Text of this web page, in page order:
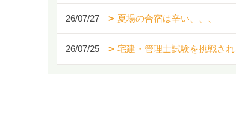
26/07/27 夏場の合宿は辛い、、、
26/07/25 宅建・管理士試験を挑戦さ